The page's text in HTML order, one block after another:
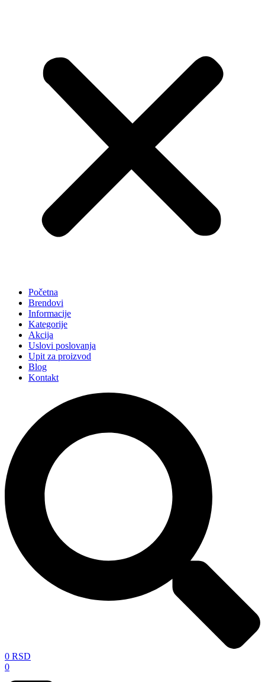
Početna
Brendovi
Informacije
Kategorije
Akcija
Uslovi poslovanja
Upit za proizvod
Blog
Kontakt
0 RSD
0